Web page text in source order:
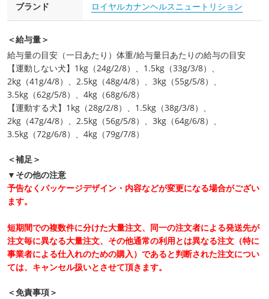
ブランド ロイヤルカナンヘルスニュートリション
＜給与量＞
給与量の目安（一日あたり）体重/給与量日あたりの給与の目安
【運動しない犬】1kg（24g/2/8）、1.5kg（33g/3/8）、
2kg（41g/4/8）、2.5kg（48g/4/8）、3kg（55g/5/8）、
3.5kg（62g/5/8）、4kg（68g/6/8）
【運動する犬】1kg（28g/2/8）、1.5kg（38g/3/8）、
2kg（47g/4/8）、2.5kg（56g/5/8）、3kg（64g/6/8）、
3.5kg（72g/6/8）、4kg（79g/7/8）
＜補足＞
▼その他の注意
予告なくパッケージデザイン・内容などが変更になる場合がござい
ます。
短期間での複数件に分けた大量注文、同一の注文者による発送先が
注文毎に異なる大量注文、その他通常の利用とは異なる注文（特に
事業者による仕入れのための購入）であると判断された注文につい
ては、キャンセル扱いとさせて頂きます。
＜免責事項＞